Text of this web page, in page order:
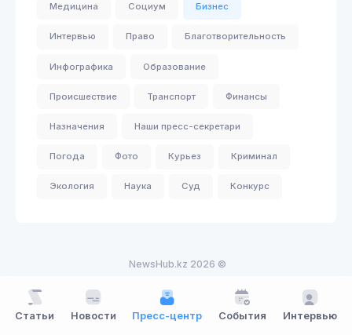
Медицина Социум Бизнес
Интервью Право Благотворительность
Инфографика Образование
Происшествие Транспорт Финансы
Назначения Наши пресс-секретари
Погода Фото Курьез Криминал
Экология Наука Суд Конкурс
NewsHub.kz 2026 ©
Статьи Новости Пресс-центр События Интервью